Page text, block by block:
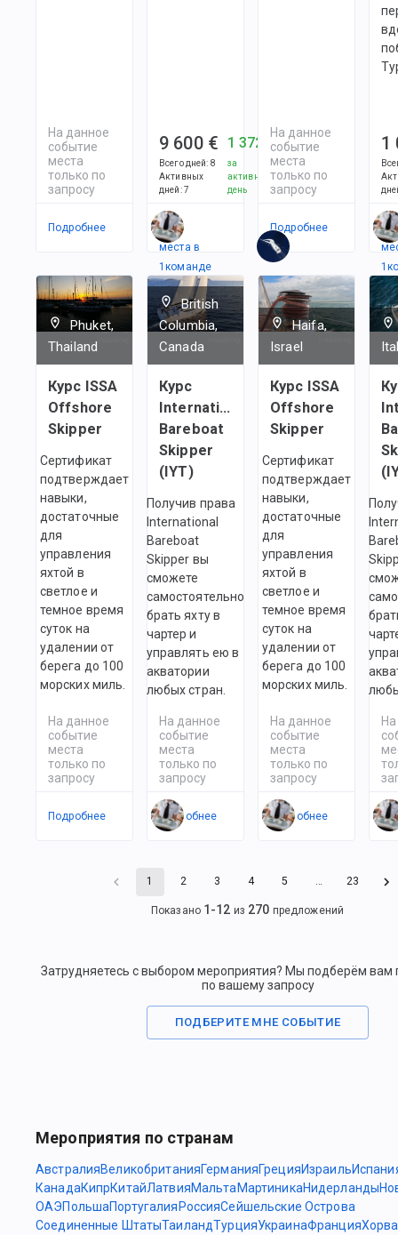
На данное
событие
места
только по
запросу
Подробнее
9 600 €
Всего дней: 8
Активных
дней:7
1 372 €
за
активный
день
Есть
места в
1командe
На данное
событие
места
только по
запросу
Подробнее
1
1
Phuket,
Thailand
Курс ISSA
Offshore
Skipper
Сертификат
подтверждает
навыки,
достаточные
для
управления
яхтой в
светлое и
темное время
суток на
удалении от
берега до 100
морских миль.
На данное
событие
места
только по
запросу
Подробнее
British
Columbia,
Canada
Курс
International
Bareboat
Skipper
(IYT)
Получив права
International
Bareboat
Skipper вы
сможете
самостоятельно
брать яхту в
чартер и
управлять ею в
акватории
любых стран.
На данное
событие
места
только по
запросу
Подробнее
Haifa,
Israel
Курс ISSA
Offshore
Skipper
Сертификат
подтверждает
навыки,
достаточные
для
управления
яхтой в
светлое и
темное время
суток на
удалении от
берега до 100
морских миль.
На данное
событие
места
только по
запросу
Подробнее
1 2 3 4 5 … 23
Показано 1 -12 из 270 предложений
Затрудняетесь с выбором мероприятия? Мы подберём вам
по вашему запросу
ПОДБЕРИТЕ МНЕ СОБЫТИЕ
Мероприятия по странам
АвстралияВеликобританияГерманияГрецияИзраиль
КанадаКипрКитайЛатвияМальта МартиникаНидерланды
ОАЭПольшаПортугалия РоссияСейшельские Острова
Соединенные ШтатыТаиландТурцияУкраинаФранция